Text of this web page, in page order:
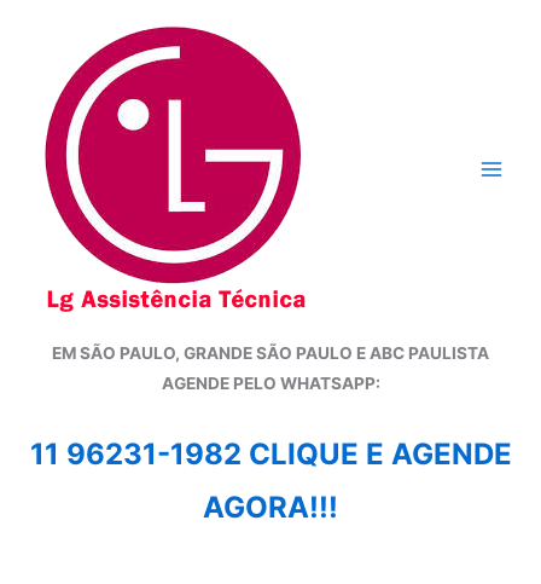
conteúdo
EM SÃO PAULO, GRANDE SÃO PAULO E ABC PAULISTA
AGENDE PELO WHATSAPP:
11 96231-1982 CLIQUE E AGENDE
AGORA!!!